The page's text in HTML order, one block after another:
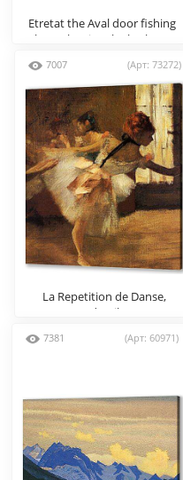
Etretat the Aval door fishing
boats leaving the harbour
7007 (Арт: 73272)
La Repetition de Danse,
detail
7381 (Арт: 60971)